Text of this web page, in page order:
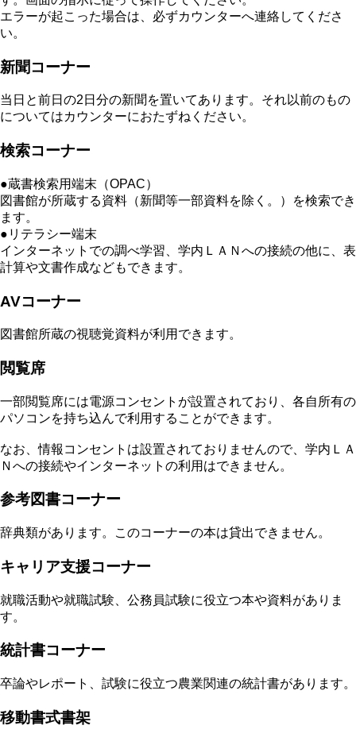
エラーが起こった場合は、必ずカウンターへ連絡してくださ
い。
新聞コーナー
当日と前日の2日分の新聞を置いてあります。それ以前のもの
についてはカウンターにおたずねください。
検索コーナー
●蔵書検索用端末（OPAC）
図書館が所蔵する資料（新聞等一部資料を除く。）を検索でき
ます。
●リテラシー端末
インターネットでの調べ学習、学内ＬＡＮへの接続の他に、表
計算や文書作成などもできます。
AVコーナー
図書館所蔵の視聴覚資料が利用できます。
閲覧席
一部閲覧席には電源コンセントが設置されており、各自所有の
パソコンを持ち込んで利用することができます。
なお、情報コンセントは設置されておりませんので、学内ＬＡ
Ｎへの接続やインターネットの利用はできません。
参考図書コーナー
辞典類があります。このコーナーの本は貸出できません。
キャリア支援コーナー
就職活動や就職試験、公務員試験に役立つ本や資料がありま
す。
統計書コーナー
卒論やレポート、試験に役立つ農業関連の統計書があります。
移動書式書架